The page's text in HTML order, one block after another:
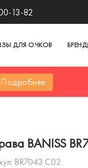
13-82
ДЛЯ ОЧКОВ
Подробнее
BANISS
BR7043 C02